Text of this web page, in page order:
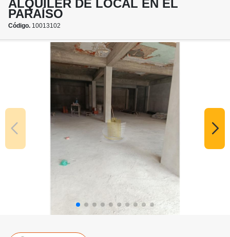
ALQUILER DE LOCAL EN EL
PARAÍSO
Código. 10013102